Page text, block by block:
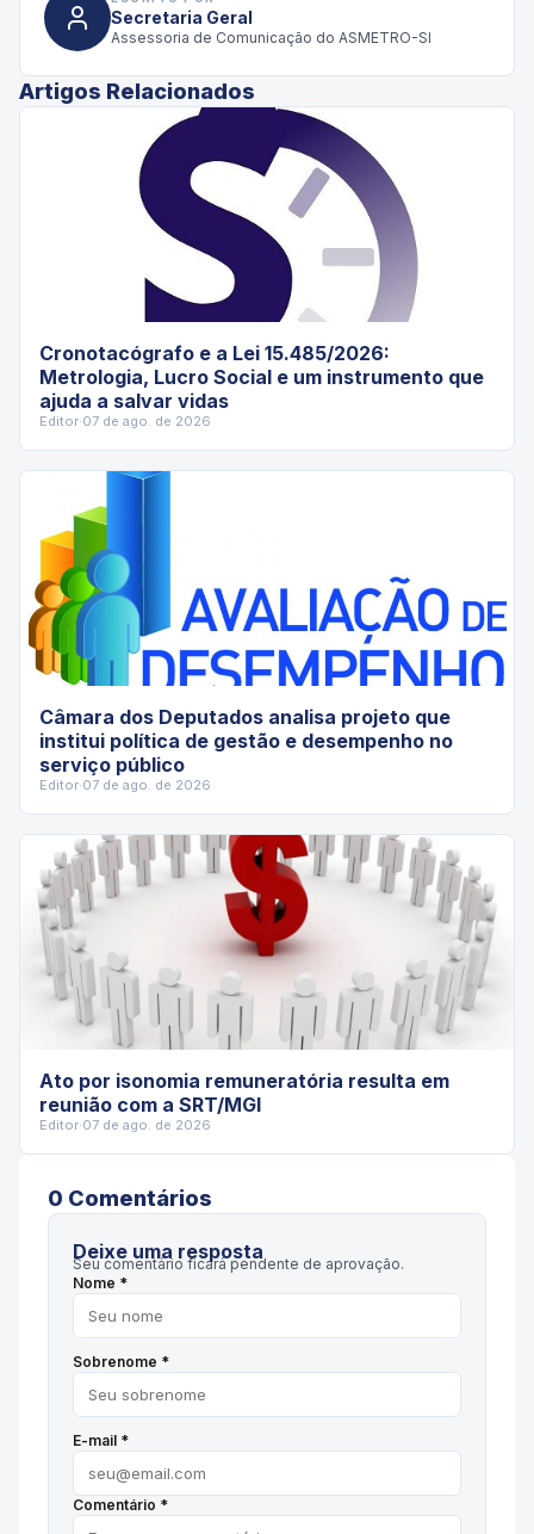
Secretaria Geral
Assessoria de Comunicação do ASMETRO-SI
Artigos Relacionados
Cronotacógrafo e a Lei 15.485/2026:
Metrologia, Lucro Social e um instrumento que
ajuda a salvar vidas
Editor·07 de ago. de 2026
Câmara dos Deputados analisa projeto que
institui política de gestão e desempenho no
serviço público
Editor·07 de ago. de 2026
Ato por isonomia remuneratória resulta em
reunião com a SRT/MGI
Editor·07 de ago. de 2026
0 Comentários
Deixe uma resposta
Seu comentário ficará pendente de aprovação.
Nome *
Sobrenome *
E-mail *
Comentário *